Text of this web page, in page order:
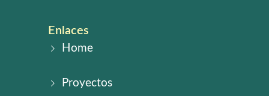
Enlaces
Home
Proyectos